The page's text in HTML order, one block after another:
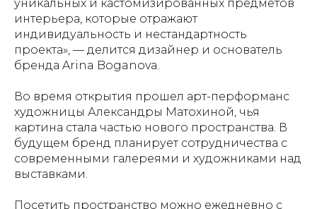
уникальных и кастомизированных предметов
интерьера, которые отражают
индивидуальность и нестандартность
проекта», — делится дизайнер и основатель
бренда Arina Boganova.
Во время открытия прошел арт-перформанс
художницы Александры Матохиной, чья
картина стала частью нового пространства. В
будущем бренд планирует сотрудничества с
современными галереями и художниками над
выставками.
Посетить пространство можно ежедневно с